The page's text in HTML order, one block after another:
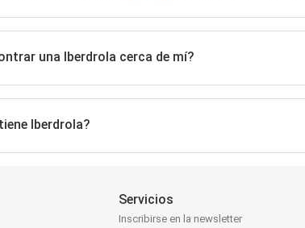
una Iberdrola cerca de mí?
Iberdrola?
Servicios
Inscribirse en la newsletter